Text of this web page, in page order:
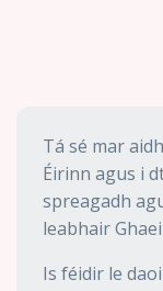
Tá sé mar
Éirinn agus i
spreagadh
leabhair
Is féidir le